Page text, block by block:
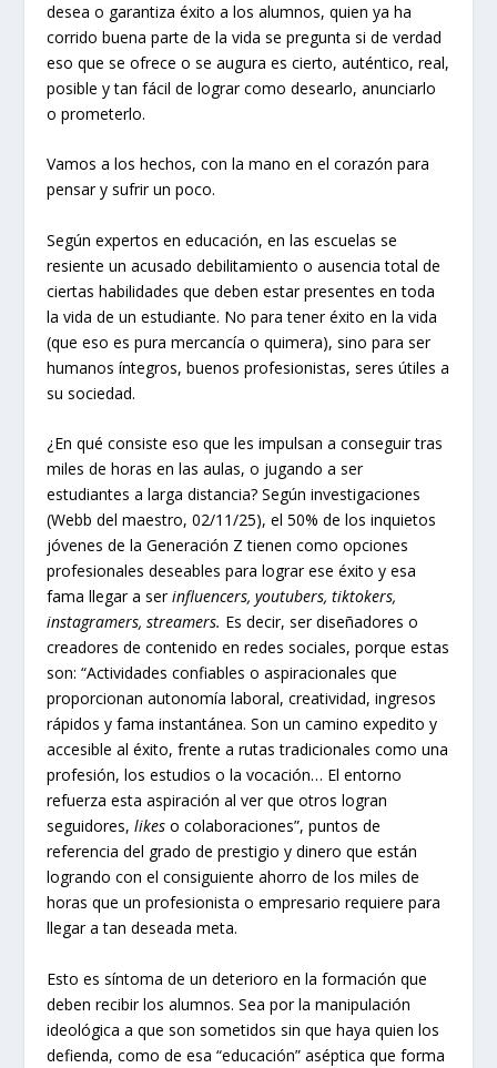
desea o garantiza éxito a los alumnos, quien ya ha
corrido buena parte de la vida se pregunta si de verdad
eso que se ofrece o se augura es cierto, auténtico, real,
posible y tan fácil de lograr como desearlo, anunciarlo
o prometerlo.
Vamos a los hechos, con la mano en el corazón para
pensar y sufrir un poco.
Según expertos en educación, en las escuelas se
resiente un acusado debilitamiento o ausencia total de
ciertas habilidades que deben estar presentes en toda
la vida de un estudiante. No para tener éxito en la vida
(que eso es pura mercancía o quimera), sino para ser
humanos íntegros, buenos profesionistas, seres útiles a
su sociedad.
¿En qué consiste eso que les impulsan a conseguir tras
miles de horas en las aulas, o jugando a ser
estudiantes a larga distancia? Según investigaciones
(Webb del maestro, 02/11/25), el 50% de los inquietos
jóvenes de la Generación Z tienen como opciones
profesionales deseables para lograr ese éxito y esa
fama llegar a serinfluencers, youtubers, tiktokers,
instagramers, streamers. Es decir, ser diseñadores o
creadores de contenido en redes sociales, porque estas
son: “Actividades confiables o aspiracionales que
proporcionan autonomía laboral, creatividad, ingresos
rápidos y fama instantánea. Son un camino expedito y
accesible al éxito, frente a rutas tradicionales como una
profesión, los estudios o la vocación… El entorno
refuerza esta aspiración al ver que otros logran
seguidores,likes o colaboraciones”, puntos de
referencia del grado de prestigio y dinero que están
logrando con el consiguiente ahorro de los miles de
horas que un profesionista o empresario requiere para
llegar a tan deseada meta.
Esto es síntoma de un deterioro en la formación que
deben recibir los alumnos. Sea por la manipulación
ideológica a que son sometidos sin que haya quien los
defienda, como de esa “educación” aséptica que forma